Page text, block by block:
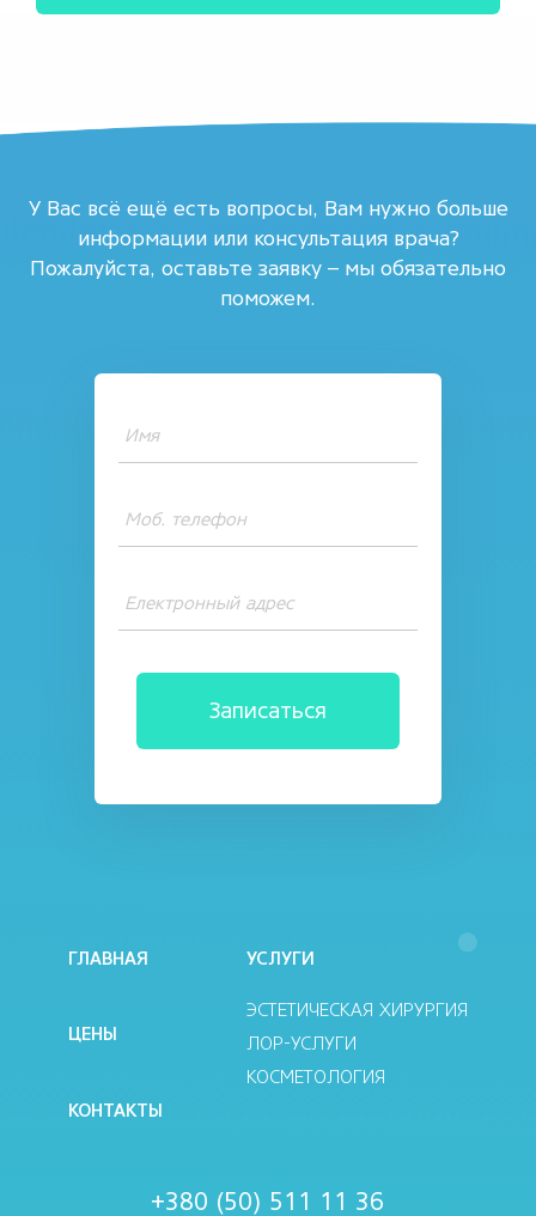
У Вас всё ещё есть вопросы, Вам нужно больше
информации или консультация врача?
Пожалуйста, оставьте заявку – мы обязательно
поможем.
ГЛАВНАЯ
ЦЕНЫ
КОНТАКТЫ
УСЛУГИ
ЭСТЕТИЧЕСКАЯ ХИРУРГИЯ
ЛОР-УСЛУГИ
КОСМЕТОЛОГИЯ
+380 (50) 511 11 36